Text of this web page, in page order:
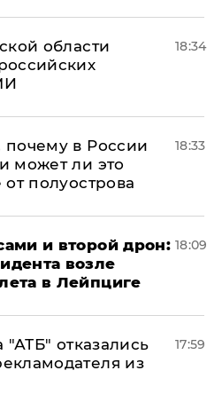
области
18:34
почему в России
может ли это
от полуострова
18:33
и второй дрон:
возле
в Лейпциге
18:09
"АТБ" отказались
из
17:59